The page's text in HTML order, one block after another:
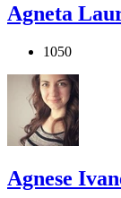
Agneta
1050
Agnese